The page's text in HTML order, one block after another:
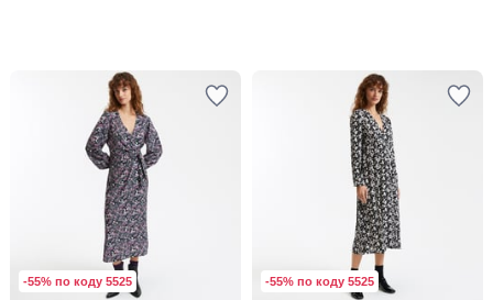
-55% по коду 5525 -55% по коду 5525